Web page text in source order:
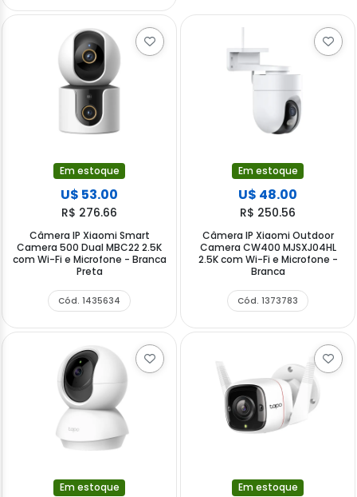
Em estoque
U$ 53.00
R$ 276.66
Câmera IP Xiaomi Smart
Camera 500 Dual MBC22 2.5K
com Wi-Fi e Microfone - Branca
Preta
Cód. 1435634
Em estoque
U$ 48.00
R$ 250.56
Câmera IP Xiaomi Outdoor
Camera CW400 MJSXJ04HL
2.5K com Wi-Fi e Microfone -
Branca
Cód. 1373783
Em estoque Em estoque